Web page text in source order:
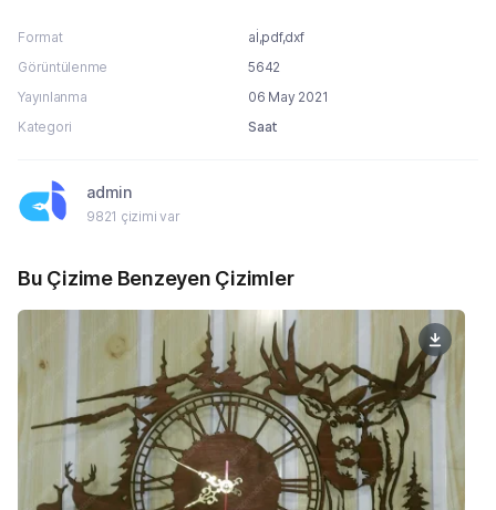
Format
aİ,pdf,dxf
Görüntülenme
5642
Yayınlanma
06 May 2021
Kategori
Saat
admin
9821 çizimi var
Bu Çizime Benzeyen Çizimler